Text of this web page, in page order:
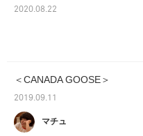
2020.08.22
＜CANADA GOOSE＞
2019.09.11
マチュ